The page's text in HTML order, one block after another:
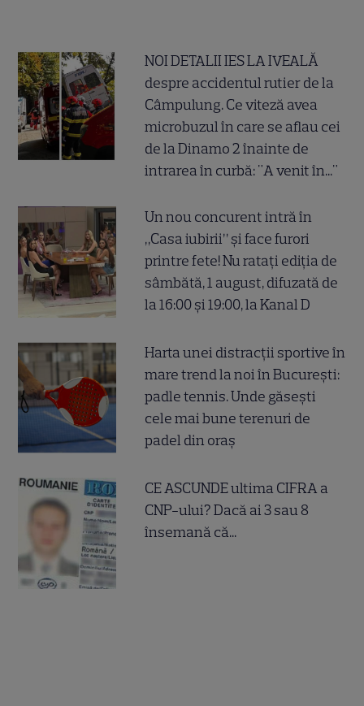
NOI DETALII IES LA IVEALĂ
despre accidentul rutier de la
Câmpulung. Ce viteză avea
microbuzul în care se aflau cei
de la Dinamo 2 înainte de
intrarea în curbă: "A venit în..."
Un nou concurent intră în
„Casa iubirii” și face furori
printre fete! Nu ratați ediția de
sâmbătă, 1 august, difuzată de
la 16:00 și 19:00, la Kanal D
Harta unei distracții sportive în
mare trend la noi în București:
padle tennis. Unde găsești
cele mai bune terenuri de
padel din oraș
CE ASCUNDE ultima CIFRA a
CNP-ului? Dacă ai 3 sau 8
însemană că...